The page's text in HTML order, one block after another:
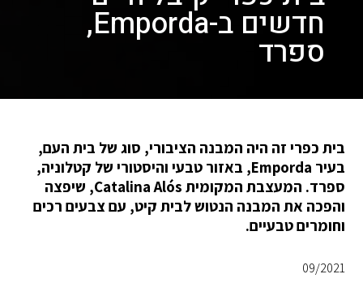
חדשים ב-Emporda,
ספרד
בית כפרי זה היה המבנה הציבורי, סוג של בית העם,
בעיר Emporda, באזור טבעי והיסטורי של קטלוניה,
ספרד. המעצבת המקומית Catalina Alós, שיפצה
והפכה את המבנה הנטוש לבית קיט, עם צבעים רכים
וחומרים טבעיים.
09/2021